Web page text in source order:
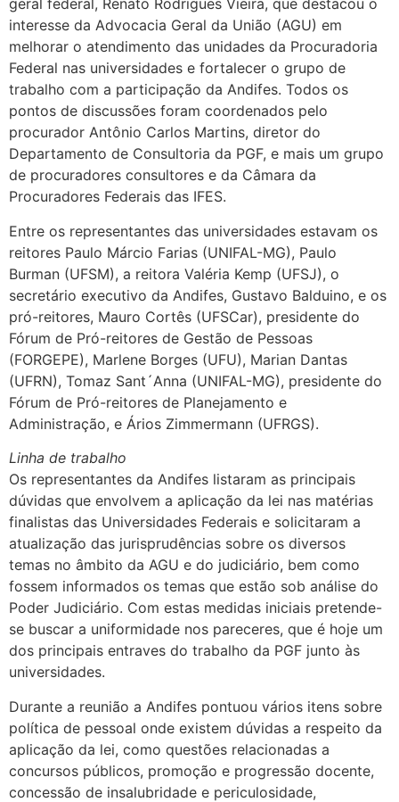
geral federal, Renato Rodrigues Vieira, que destacou o
interesse da Advocacia Geral da União (AGU) em
melhorar o atendimento das unidades da Procuradoria
Federal nas universidades e fortalecer o grupo de
trabalho com a participação da Andifes. Todos os
pontos de discussões foram coordenados pelo
procurador Antônio Carlos Martins, diretor do
Departamento de Consultoria da PGF, e mais um grupo
de procuradores consultores e da Câmara da
Procuradores Federais das IFES.
Entre os representantes das universidades estavam os
reitores Paulo Márcio Farias (UNIFAL-MG), Paulo
Burman (UFSM), a reitora Valéria Kemp (UFSJ), o
secretário executivo da Andifes, Gustavo Balduino, e os
pró-reitores, Mauro Cortês (UFSCar), presidente do
Fórum de Pró-reitores de Gestão de Pessoas
(FORGEPE), Marlene Borges (UFU), Marian Dantas
(UFRN), Tomaz Sant´Anna (UNIFAL-MG), presidente do
Fórum de Pró-reitores de Planejamento e
Administração, e Ários Zimmermann (UFRGS).
Linha de trabalho
Os representantes da Andifes listaram as principais
dúvidas que envolvem a aplicação da lei nas matérias
finalistas das Universidades Federais e solicitaram a
atualização das jurisprudências sobre os diversos
temas no âmbito da AGU e do judiciário, bem como
fossem informados os temas que estão sob análise do
Poder Judiciário. Com estas medidas iniciais pretende-
se buscar a uniformidade nos pareceres, que é hoje um
dos principais entraves do trabalho da PGF junto às
universidades.
Durante a reunião a Andifes pontuou vários itens sobre
política de pessoal onde existem dúvidas a respeito da
aplicação da lei, como questões relacionadas a
concursos públicos, promoção e progressão docente,
concessão de insalubridade e periculosidade,